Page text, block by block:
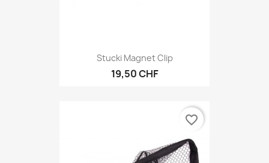
Stucki Magnet Clip
19,50 CHF
favorite_border